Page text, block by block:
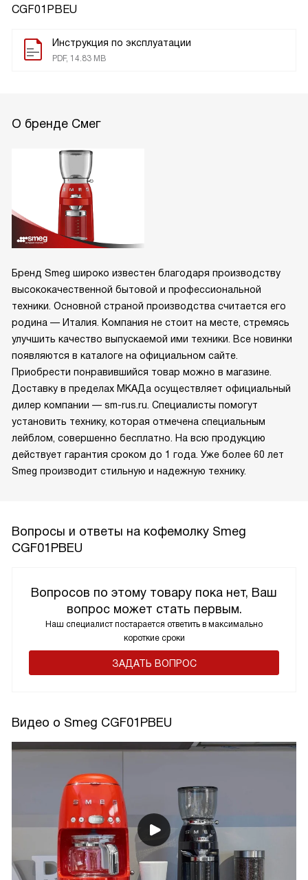
CGF01PBEU
Инструкция по эксплуатации
PDF, 14.83 MB
О бренде Смег
Бренд Smeg широко известен благодаря производству
высококачественной бытовой и профессиональной
техники. Основной страной производства считается его
родина — Италия. Компания не стоит на месте, стремясь
улучшить качество выпускаемой ими техники. Все новинки
появляются в каталоге на официальном сайте.
Приобрести понравившийся товар можно в магазине.
Доставку в пределах МКАДа осуществляет официальный
дилер компании — sm-rus.ru. Специалисты помогут
установить технику, которая отмечена специальным
лейблом, совершенно бесплатно. На всю продукцию
действует гарантия сроком до 1 года. Уже более 60 лет
Smeg производит стильную и надежную технику.
Вопросы и ответы на кофемолку Smeg
CGF01PBEU
Вопросов по этому товару пока нет, Ваш
вопрос может стать первым.
Наш специалист постарается ответить в максимально
короткие сроки
ЗАДАТЬ ВОПРОС
Видео о Smeg CGF01PBEU